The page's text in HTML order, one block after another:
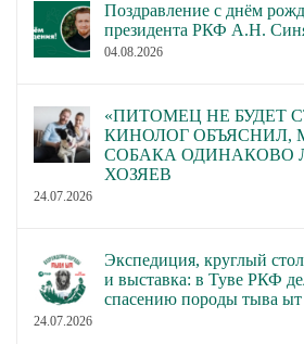
Поздравление с днём
президента РКФ А.Н.
04.08.2026
«ПИТОМЕЦ НЕ БУДЕТ
КИНОЛОГ ОБЪЯСНИЛ,
СОБАКА ОДИНАКОВО
ХОЗЯЕВ
24.07.2026
Экспедиция, круглый
и выставка: в Туве РКФ
спасению породы тыва ыт
24.07.2026